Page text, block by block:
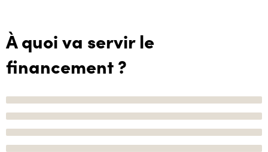
À quoi va servir le
financement ?